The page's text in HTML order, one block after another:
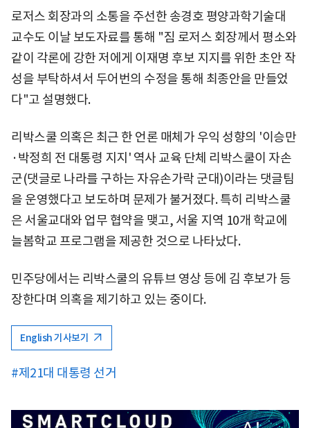
로저스 회장과의 소통을 주선한 송경호 평양과학기술대
교수도 이날 보도자료를 통해 "짐 로저스 회장께서 평소와
같이 각론에 강한 저에게 이재명 후보 지지를 위한 초안 작
성을 부탁하셔서 두어번의 수정을 통해 최종안을 만들었
다"고 설명했다.
리박스쿨 의혹은 최근 한 언론 매체가 우익 성향의 '이승만
·박정희 전 대통령 지지' 역사 교육 단체 리박스쿨이 자손
군(댓글로 나라를 구하는 자유손가락 군대)이라는 댓글팀
을 운영했다고 보도하며 문제가 불거졌다. 특히 리박스쿨
은 서울교대와 업무 협약을 맺고, 서울 지역 10개 학교에
늘봄학교 프로그램을 제공한 것으로 나타났다.
민주당에서는 리박스쿨의 유튜브 영상 등에 김 후보가 등
장한다며 의혹을 제기하고 있는 중이다.
English 기사보기
#제21대 대통령 선거